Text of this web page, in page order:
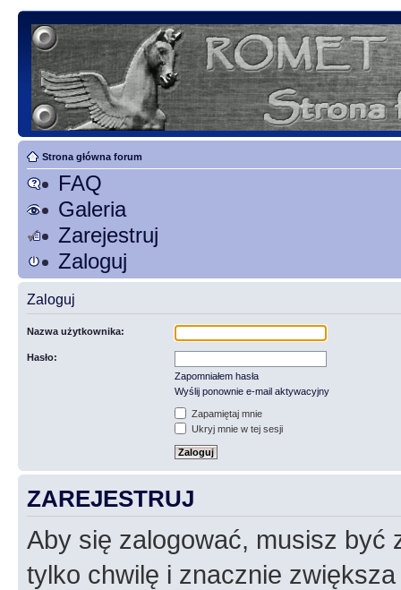
Strona główna forum
FAQ
Galeria
Zarejestruj
Zaloguj
Zaloguj
Nazwa użytkownika:
Hasło:
Zapomniałem hasła
Wyślij ponownie e-mail aktywacyjny
Zapamiętaj mnie
Ukryj mnie w tej sesji
ZAREJESTRUJ
Aby się zalogować, musisz być
tylko chwilę i znacznie